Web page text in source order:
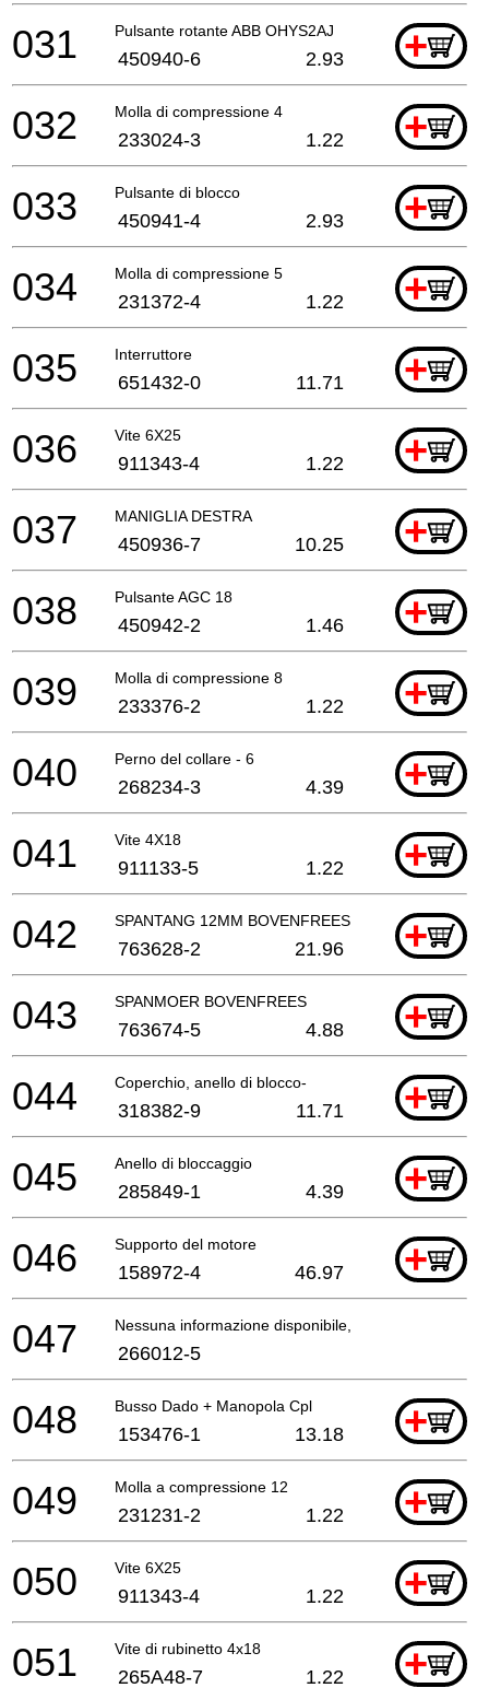
Pulsante rotante ABB OHYS2AJ +
031 450940-6 2.93
Molla di compressione 4 +
032 233024-3 1.22
Pulsante di blocco +
033 450941-4 2.93
Molla di compressione 5 +
034 231372-4 1.22
Interruttore +
035 651432-0 11.71
Vite 6X25 +
036 911343-4 1.22
MANIGLIA DESTRA +
037 450936-7 10.25
Pulsante AGC 18 +
038 450942-2 1.46
Molla di compressione 8 +
039 233376-2 1.22
Perno del collare - 6 +
040 268234-3 4.39
Vite 4X18 +
041 911133-5 1.22
SPANTANG 12MM BOVENFREES +
042 763628-2 21.96
SPANMOER BOVENFREES +
043 763674-5 4.88
Coperchio, anello di blocco- +
044 318382-9 11.71
Anello di bloccaggio +
045 285849-1 4.39
Supporto del motore +
046 158972-4 46.97
Nessuna informazione disponibile, non ordinabile
047 266012-5
Busso Dado + Manopola Cpl +
048 153476-1 13.18
Molla a compressione 12 +
049 231231-2 1.22
Vite 6X25 +
050 911343-4 1.22
Vite di rubinetto 4x18 +
051 265A48-7 1.22